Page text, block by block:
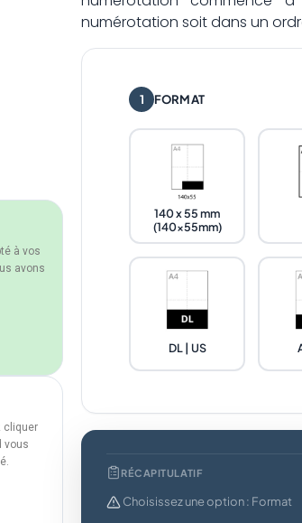
à vos
avons
cliquer
vous
numérotation soit dans un
1 FORMAT
140 x 55 mm
(140x55mm)
DL | US
RÉCAPITULATIF
Choisissez une option : Format